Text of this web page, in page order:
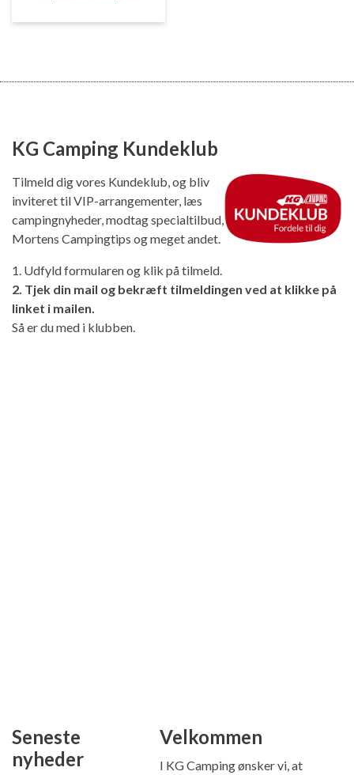
KG Camping Kundeklub
Tilmeld dig vores Kundeklub, og bliv
inviteret til VIP-arrangementer, læs
campingnyheder, modtag specialtilbud,
Mortens Campingtips og meget andet.
1. Udfyld formularen og klik på tilmeld.
2. Tjek din mail og bekræft tilmeldingen ved at klikke på
linket i mailen.
Så er du med i klubben.
Seneste
nyheder
Velkommen
I KG Camping ønsker vi, at